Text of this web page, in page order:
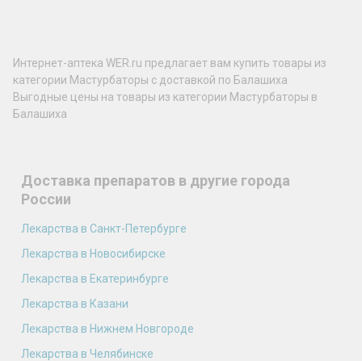
Интернет-аптека WER.ru предлагает вам купить товары из
категории Мастурбаторы с доставкой по Балашиха
Выгодные цены на товары из категории Мастурбаторы в
Балашиха
Доставка препаратов в другие города
России
Лекарства в Санкт-Петербурге
Лекарства в Новосибирске
Лекарства в Екатеринбурге
Лекарства в Казани
Лекарства в Нижнем Новгороде
Лекарства в Челябинске